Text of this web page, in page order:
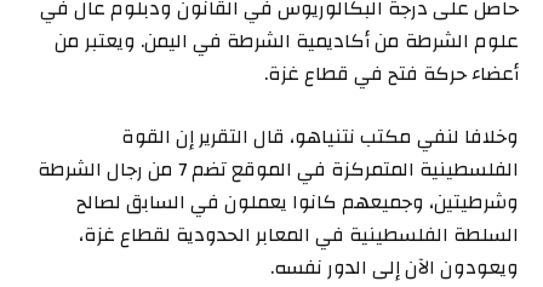
حاصل على درجة البكالوريوس في القانون ودبلوم عال في
علوم الشرطة من أكاديمية الشرطة في اليمن. ويعتبر من
أعضاء حركة فتح في قطاع غزة.
وخلافا لنفي مكتب نتنياهو، قال التقرير إن القوة
الفلسطينية المتمركزة في الموقع تضم 7 من رجال الشرطة
وشرطيتين، وجميعهم كانوا يعملون في السابق لصالح
السلطة الفلسطينية في المعابر الحدودية لقطاع غزة،
ويعودون الآن إلى الدور نفسه.